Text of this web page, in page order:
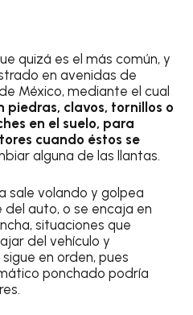
quizá es el más común, y
en avenidas de
México, mediante el cual
piedras, clavos, tornillos o
en el suelo, para
cuando éstos se
alguna de las llantas.
sale volando y golpea
auto, o se encaja en
situaciones que
del vehículo y
en orden, pues
ponchado podría